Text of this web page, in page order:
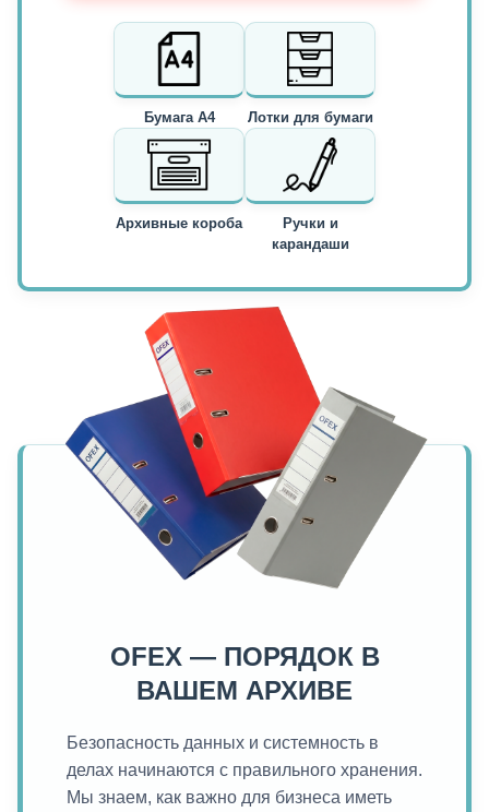
Бумага А4 Лотки для бумаги
Архивные короба
Ручки и
карандаши
OFEX — ПОРЯДОК В
ВАШЕМ АРХИВЕ
Безопасность данных и системность в
делах начинаются с правильного хранения.
Мы знаем, как важно для бизнеса иметь